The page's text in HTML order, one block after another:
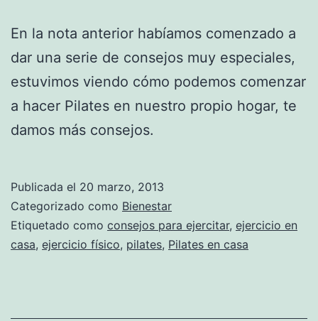
En la nota anterior habíamos comenzado a
dar una serie de consejos muy especiales,
estuvimos viendo cómo podemos comenzar
a hacer Pilates en nuestro propio hogar, te
damos más consejos.
Publicada el 20 marzo, 2013
Categorizado como Bienestar
Etiquetado como consejos para ejercitar, ejercicio en
casa, ejercicio físico, pilates, Pilates en casa